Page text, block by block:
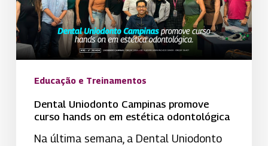
hands
on
em
estética
odontológica
Educação e Treinamentos
Dental Uniodonto Campinas promove
curso hands on em estética odontológica
Na última semana, a Dental Uniodonto